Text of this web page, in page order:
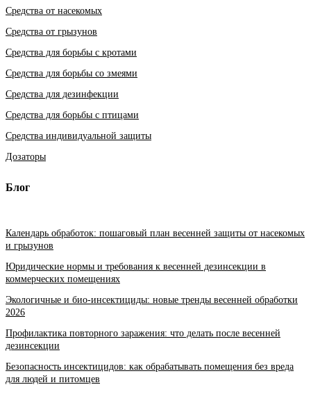
Средства от насекомых
Средства от грызунов
Средства для борьбы с кротами
Средства для борьбы со змеями
Средства для дезинфекции
Средства для борьбы с птицами
Средства индивидуальной защиты
Дозаторы
Блог
Календарь обработок: пошаговый план весенней защиты от насекомых
и грызунов
Юридические нормы и требования к весенней дезинсекции в
коммерческих помещениях
Экологичные и био-инсектициды: новые тренды весенней обработки
2026
Профилактика повторного заражения: что делать после весенней
дезинсекции
Безопасность инсектицидов: как обрабатывать помещения без вреда
для людей и питомцев